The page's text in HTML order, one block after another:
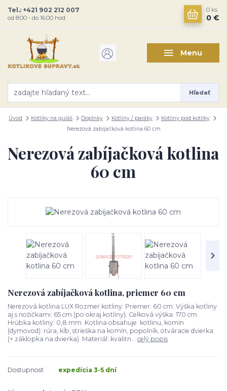
Menu
Hľadať
Tel.: +421 902 212 007
od 8:00 - do 16:00 hod
0 ks
0 €
Úvod Kotlíky na guláš Doplnky Kotliny / paráky
Kotliny pod kotlíky
Nerezová zabíjačková kotlina 60 cm
Nerezová zabíjačková kotlina
60 cm
Nerezová zabíjačková kotlina, priemer 60 cm
Nerezová kotlina LUX Rozmer kotliny: Priemer: 60 cm. Výška kotliny
aj s nožičkami: 65 cm (po okraj kotliny). Celková výška: 170 cm.
Hrúbka kotliny: 0,8 mm. Kotlina obsahuje: kotlinu, komín
(dymovod): rúra, kĺb, strieška na komín, popolník, otváracie dvierka
(+ záklopka na dvierka). Materiál: kvalitn... celý popis
Dostupnosť expedícia 3-5 dní